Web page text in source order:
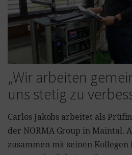
„Wir arbeiten
uns stetig zu
Carlos Jakobs arbeitet als
der NORMA Group in Maintal.
zusammen mit seinen